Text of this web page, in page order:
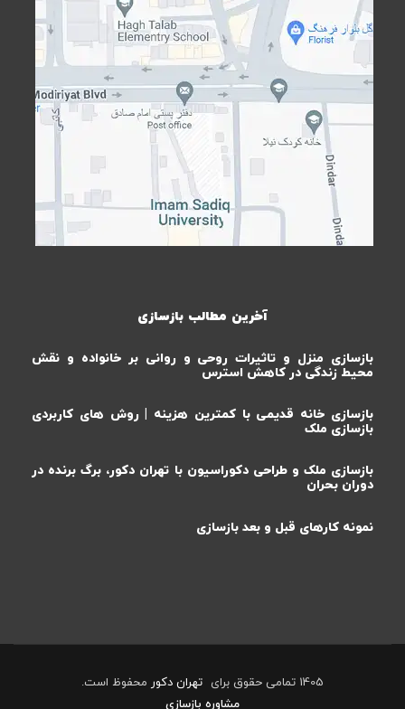
آخرین مطالب بازسازی
بازسازی منزل و تاثیرات روحی و روانی بر خانواده و نقش
محیط زندگی در کاهش استرس
بازسازی خانه قدیمی با کمترین هزینه | روش های کاربردی
بازسازی ملک
بازسازی ملک و طراحی دکوراسیون با تهران دکور، برگ برنده در
دوران بحران
نمونه کارهای قبل و بعد بازسازی
1405 تمامی حقوق برای تهران دکور محفوظ است.
مشاوره بازسازی